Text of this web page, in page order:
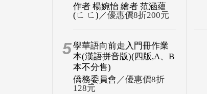
作者 楊婉怡 繪者 范涵蘊
(ㄈ ㄈ) ／優惠價8折200元
5學華語向前走入門冊作業
本(漢語拼音版)(四版,A、B
本不分售)
僑務委員會 ／優惠價8折
128元